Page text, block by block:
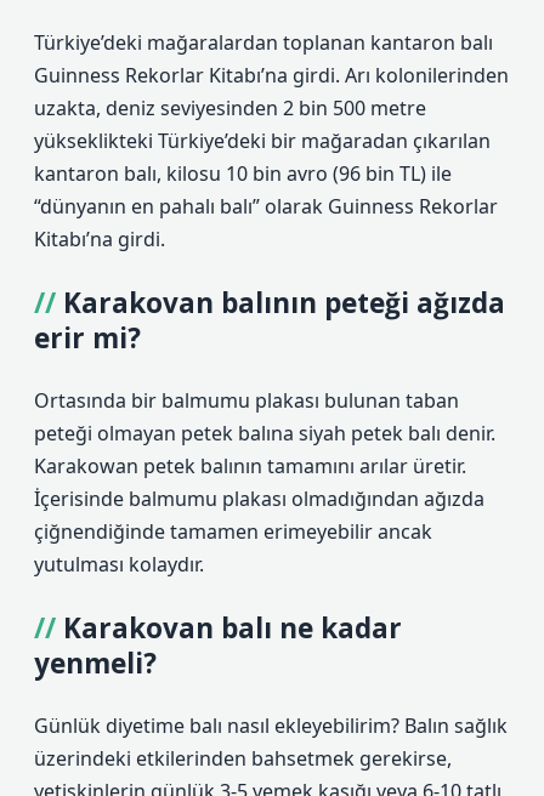
Türkiye’deki mağaralardan toplanan kantaron balı
Guinness Rekorlar Kitabı’na girdi. Arı kolonilerinden
uzakta, deniz seviyesinden 2 bin 500 metre
yükseklikteki Türkiye’deki bir mağaradan çıkarılan
kantaron balı, kilosu 10 bin avro (96 bin TL) ile
“dünyanın en pahalı balı” olarak Guinness Rekorlar
Kitabı’na girdi.
Karakovan balının peteği ağızda
erir mi?
Ortasında bir balmumu plakası bulunan taban
peteği olmayan petek balına siyah petek balı denir.
Karakowan petek balının tamamını arılar üretir.
İçerisinde balmumu plakası olmadığından ağızda
çiğnendiğinde tamamen erimeyebilir ancak
yutulması kolaydır.
Karakovan balı ne kadar
yenmeli?
Günlük diyetime balı nasıl ekleyebilirim? Balın sağlık
üzerindeki etkilerinden bahsetmek gerekirse,